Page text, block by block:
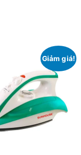
Giảm giá!